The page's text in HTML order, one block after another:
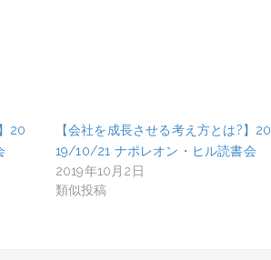
20
【会社を成長させる考え方とは?】20
19/10/21 ナポレオン・ヒル読書会
2019年10月2日
類似投稿